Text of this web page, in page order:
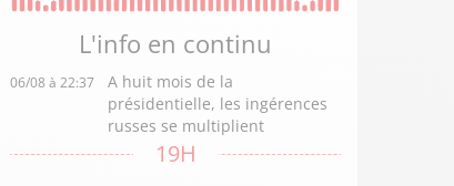
L'info en continu
06/08 à 22:37
A huit mois de la
présidentielle, les ingérences
russes se multiplient
19H